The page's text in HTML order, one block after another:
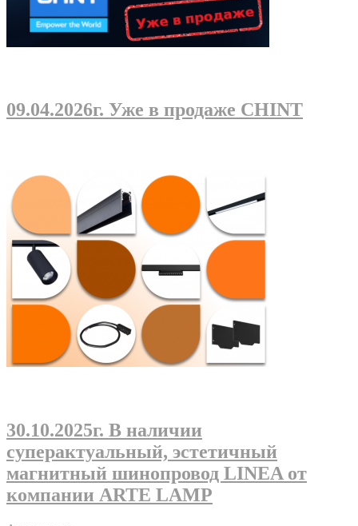
09.04.2026г. Уже в продаже CHINT
30.10.2025г. В наличии
суперактуальный, эстетичный
магнитный шинопровод LINEA от
компании ARTE LAMP